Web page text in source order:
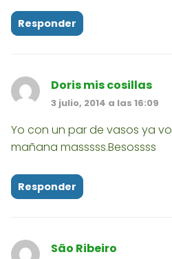
Responder
Doris mis cosillas
3 julio, 2014 a las 16:09
Yo con un par de vasos ya
mañana masssss.Besossss
Responder
São Ribeiro